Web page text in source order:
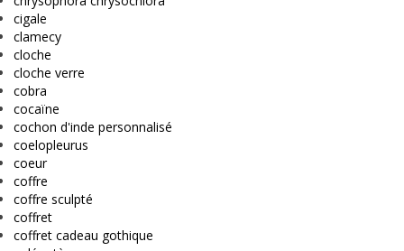
cigale
clamecy
cloche
cloche verre
cobra
cocaïne
cochon d'inde personnalisé
coelopleurus
coeur
coffre
coffre sculpté
coffret
coffret cadeau gothique